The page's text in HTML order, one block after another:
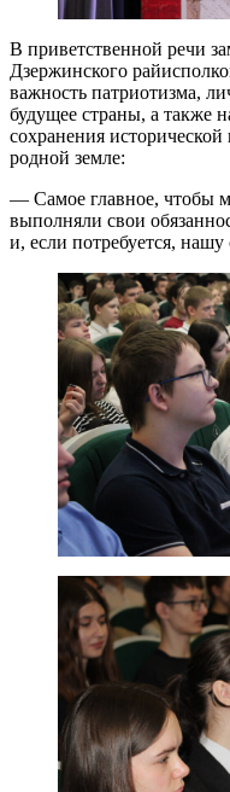
В приветственной речи
Дзержинского
важность патриотизма,
будущее страны, а также
сохранения
родной земле:
— Самое главное, чтобы
выполняли свои
и, если потребуется, нашу